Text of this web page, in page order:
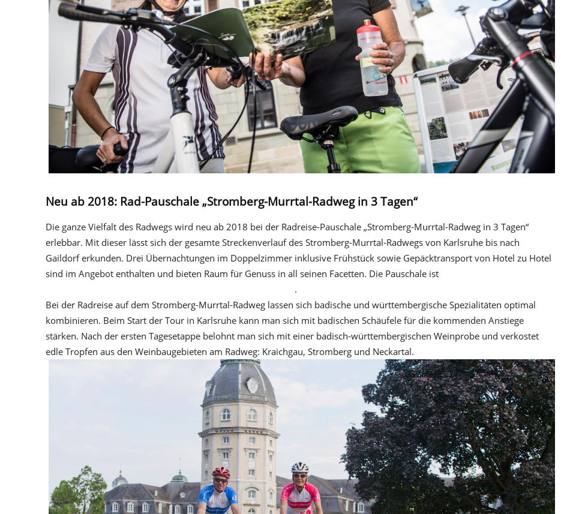
Neu ab 2018: Rad-Pauschale „Stromberg-Murrtal-Radweg in 3 Tagen“
Die ganze Vielfalt des Radwegs wird neu ab 2018 bei der Radreise-Pauschale „Stromberg-Murrtal-Radweg in 3 Tagen“
erlebbar. Mit dieser lässt sich der gesamte Streckenverlauf des Stromberg-Murrtal-Radwegs von Karlsruhe bis nach
Gaildorf erkunden. Drei Übernachtungen im Doppelzimmer inklusive Frühstück sowie Gepäcktransport von Hotel zu Hotel
sind im Angebot enthalten und bieten Raum für Genuss in all seinen Facetten. Die Pauschale ist
.
Bei der Radreise auf dem Stromberg-Murrtal-Radweg lassen sich badische und württembergische Spezialitäten optimal
kombinieren. Beim Start der Tour in Karlsruhe kann man sich mit badischen Schäufele für die kommenden Anstiege
stärken. Nach der ersten Tagesetappe belohnt man sich mit einer badisch-württembergischen Weinprobe und verkostet
edle Tropfen aus den Weinbaugebieten am Radweg: Kraichgau, Stromberg und Neckartal.